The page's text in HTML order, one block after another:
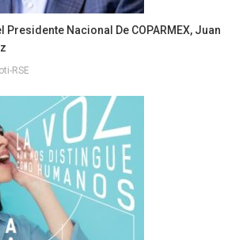
Presidente Nacional De COPARMEX, Juan
RSE